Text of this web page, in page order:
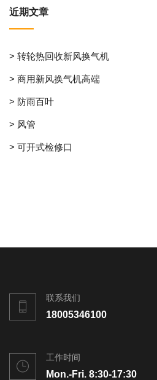
近期文章
> 转轮热回收新风换气机
> 商用新风换气机高端
> 防雨百叶
> 风管
> 可开式检修口
联系我们
18005346100
工作时间
Mon.-Fri. 8:30-17:30